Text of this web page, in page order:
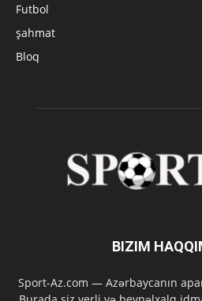
Futbol
şahmat
Bloq
BIZIM
Sport-Az.com — Azərbaycanın